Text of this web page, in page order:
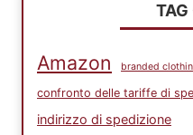
TAG
Amazon branded
confronto delle tariffe di
indirizzo di spedizione